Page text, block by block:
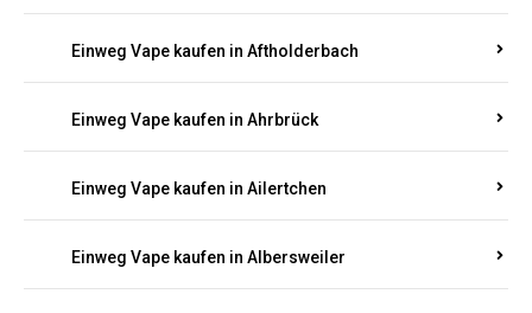
Einweg Vape kaufen in Aftholderbach
Einweg Vape kaufen in Ahrbrück
Einweg Vape kaufen in Ailertchen
Einweg Vape kaufen in Albersweiler